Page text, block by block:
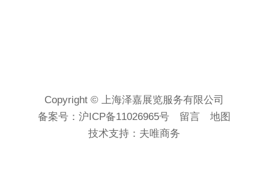
Copyright © 上海泽嘉展览服务有限公司
备案号：沪ICP备11026965号 留言地图
技术支持： 夫唯商务